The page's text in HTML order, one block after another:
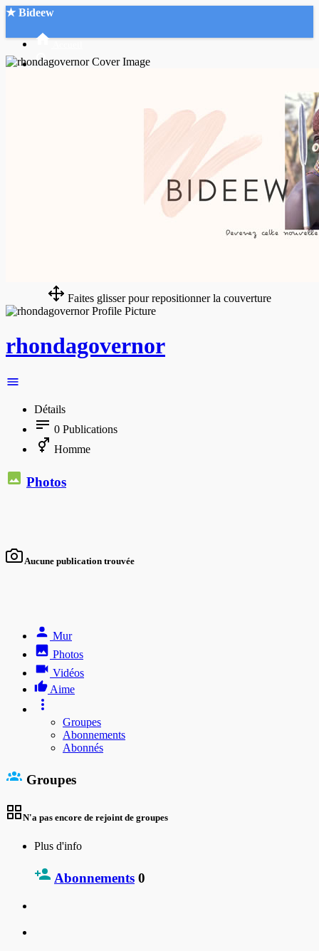
★ Bideew
Faites glisser pour repositionner la couverture
rhondagovernor
Détails
0 Publications
Homme
Photos
Aucune publication trouvée
Mur
Photos
Vidéos
Aime
Groupes
Abonnements
Abonnés
Groupes
N'a pas encore de rejoint de groupes
Plus d'info
Abonnements 0